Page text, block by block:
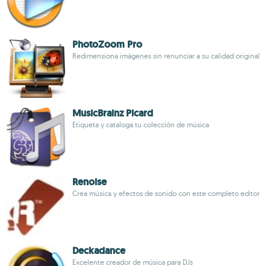
PhotoZoom Pro
Redimensiona imágenes sin renunciar a su calidad original
MusicBrainz Picard
Etiqueta y cataloga tu colección de música
Renoise
Crea música y efectos de sonido con este completo editor
Deckadance
Excelente creador de música para DJs